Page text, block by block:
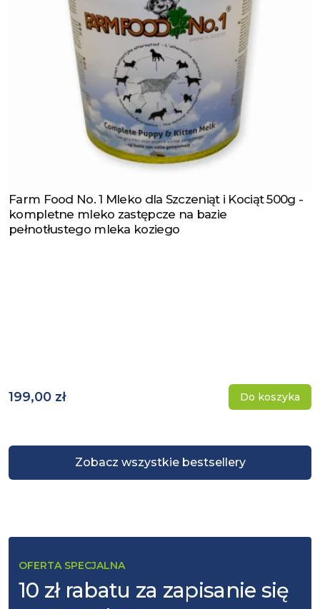
Zobacz wszystkie bestsellery
Zobacz produkt
Farm Food No. 1 Mleko dla Szczeniąt i Kociąt 500g -
kompletne mleko zastępcze na bazie
pełnotłustego mleka koziego
199,00 zł Do koszyka
OFERTA SPECJALNA
10 zł rabatu za zapisanie się